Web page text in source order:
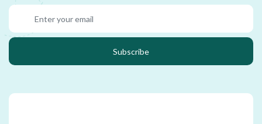
Subscribe